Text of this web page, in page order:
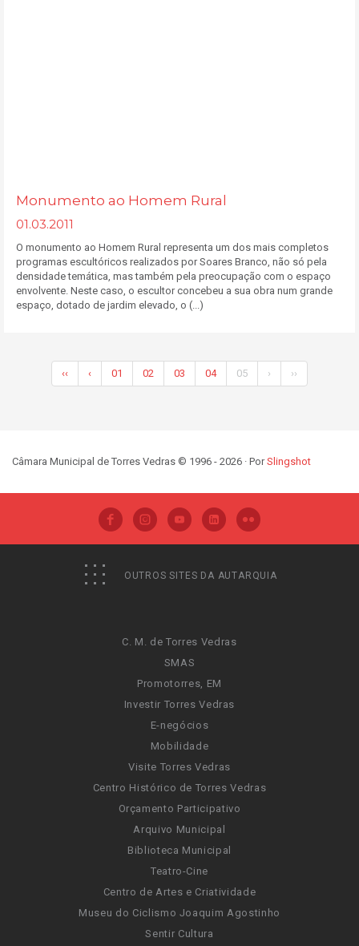
Monumento ao Homem Rural
01.03.2011
O monumento ao Homem Rural representa um dos mais completos
programas escultóricos realizados por Soares Branco, não só pela
densidade temática, mas também pela preocupação com o espaço
envolvente. Neste caso, o escultor concebeu a sua obra num grande
espaço, dotado de jardim elevado, o (...)
‹‹ ‹ 01 02 03 04 05 › ››
Câmara Municipal de Torres Vedras © 1996 - 2026 · PorSlingshot
OUTROS SITES DA AUTARQUIA
C. M. de Torres Vedras
SMAS
Promotorres, EM
Investir Torres Vedras
E-negócios
Mobilidade
Visite Torres Vedras
Centro Histórico de Torres Vedras
Orçamento Participativo
Arquivo Municipal
Biblioteca Municipal
Teatro-Cine
Centro de Artes e Criatividade
Museu do Ciclismo Joaquim Agostinho
Sentir Cultura